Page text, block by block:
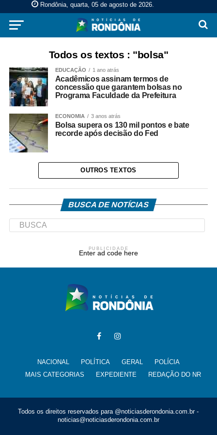
Rondônia, quarta, 05 de agosto de 2026.
Todos os textos : "bolsa"
EDUCAÇÃO 1 ano atrás
Acadêmicos assinam termos de
concessão que garantem bolsas no
Programa Faculdade da Prefeitura
ECONOMIA 3 anos atrás
Bolsa supera os 130 mil pontos e bate
recorde após decisão do Fed
OUTROS TEXTOS
BUSCA DE NOTÍCIAS
PUBLICIDADE
Enter ad code here
NACIONAL POLÍTICA GERAL
POLÍCIA
MAIS CATEGORIAS
EXPEDIENTE REDAÇÃO DO NR
Todos os direitos reservados para @noticiasderondonia.com.br -
noticias@noticiasderondonia.com.br